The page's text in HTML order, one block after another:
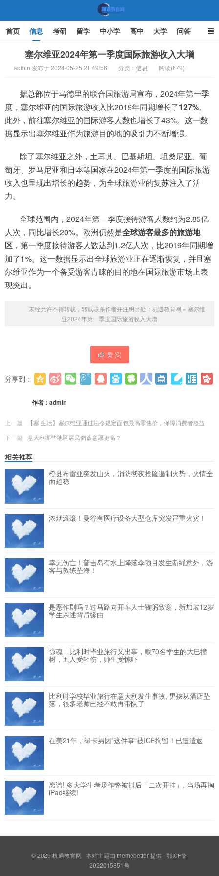
首页 信息 考研 留学 中小学 高中 大学 问答
家庭教育
塞尔维亚2024年第一季度国际旅游收入大增
admin 发布于 2024-05-25 21:49:56 分类： 信息 阅读(679)
据总部位于马德里的联合国旅游局宣布，2024年第一季
度，塞尔维亚的国际旅游收入比2019年同期增长了127%。
此外，前往塞尔维亚的国际游客人数也增长了43%。这一数
据显示出塞尔维亚作为旅游目的地的吸引力不断增强。
除了塞尔维亚之外，土耳其、巴基斯坦、坦桑尼亚、葡
萄牙、罗马尼亚和日本等国家在2024年第一季度的国际旅游
收入也呈现出增长的趋势，为全球旅游业的复苏注入了活
力。
全球范围内，2024年第一季度接待游客人数约为2.85亿
人次，同比增长20%。欧洲仍然是全球游客最多的旅游地
区 ，第一季度接待游客人数达到1.2亿人次，比2019年同期增
加了1%。这一数据显示出全球旅游业正在逐渐恢复，并且塞
尔维亚作为一个备受游客青睐的目的地在国际旅游市场上表
现突出。
未经允许不得转载，转载联系作者并注明出处： 机遇教育网 » 塞尔维
亚2024年第一季度国际旅游收入大增
赞 (0)
分享到：
作者： admin
上一篇
【塞·生活】塞尔维亚通过法令规定面包最高零售价，保障消费者权益
下一篇
意大利哪些地区居民储蓄意愿更高？
相关推荐
橙县布雷亚突发山火，消防彻夜抢险遏制火势，火情全
面趋稳
浓烟滚滚！曼谷有医疗设备大型仓库突发严重火灾！
幸无伤亡！普吉岛有水上降落伞项目发生断绳意外，游
客与教练坠海！
是恶作剧吗？过马路向开车人士鞠躬致谢，新加坡12岁
学生亲述背后缘由
惊魂！比利时毕业旅行又出事，载70名学生的大巴撞
树，五人受轻伤，师生受惊吓
比利时学校毕业旅行在意大利发生事故, 男孩从酒店坠
落，很多老师已经不敢再带队了
在美21年，绿卡男因”这件事“被ICE拘留！已遭遣返
离谱! 多大学生考场作弊被抓后「二次开挂」, 当场再掏
iPad继续!
© 2026 机遇教育网 本站主题由 themebetter提供 鄂ICP备
2022015851号